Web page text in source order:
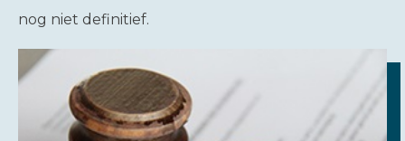
nog niet definitief.